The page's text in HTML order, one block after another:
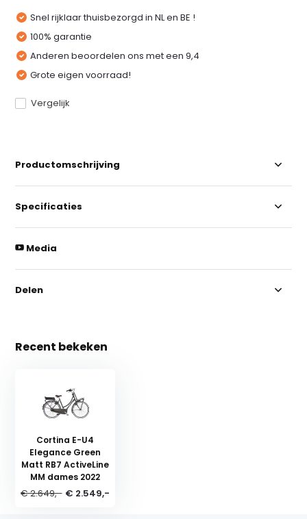
Snel rijklaar thuisbezorgd in NL en BE !
100% garantie
Anderen beoordelen ons met een 9,4
Grote eigen voorraad!
Vergelijk
Productomschrijving
Specificaties
Media
Delen
Recent bekeken
Cortina E-U4
Elegance Green
Matt RB7 ActiveLine
MM dames 2022
€ 2.649,- € 2.549,-